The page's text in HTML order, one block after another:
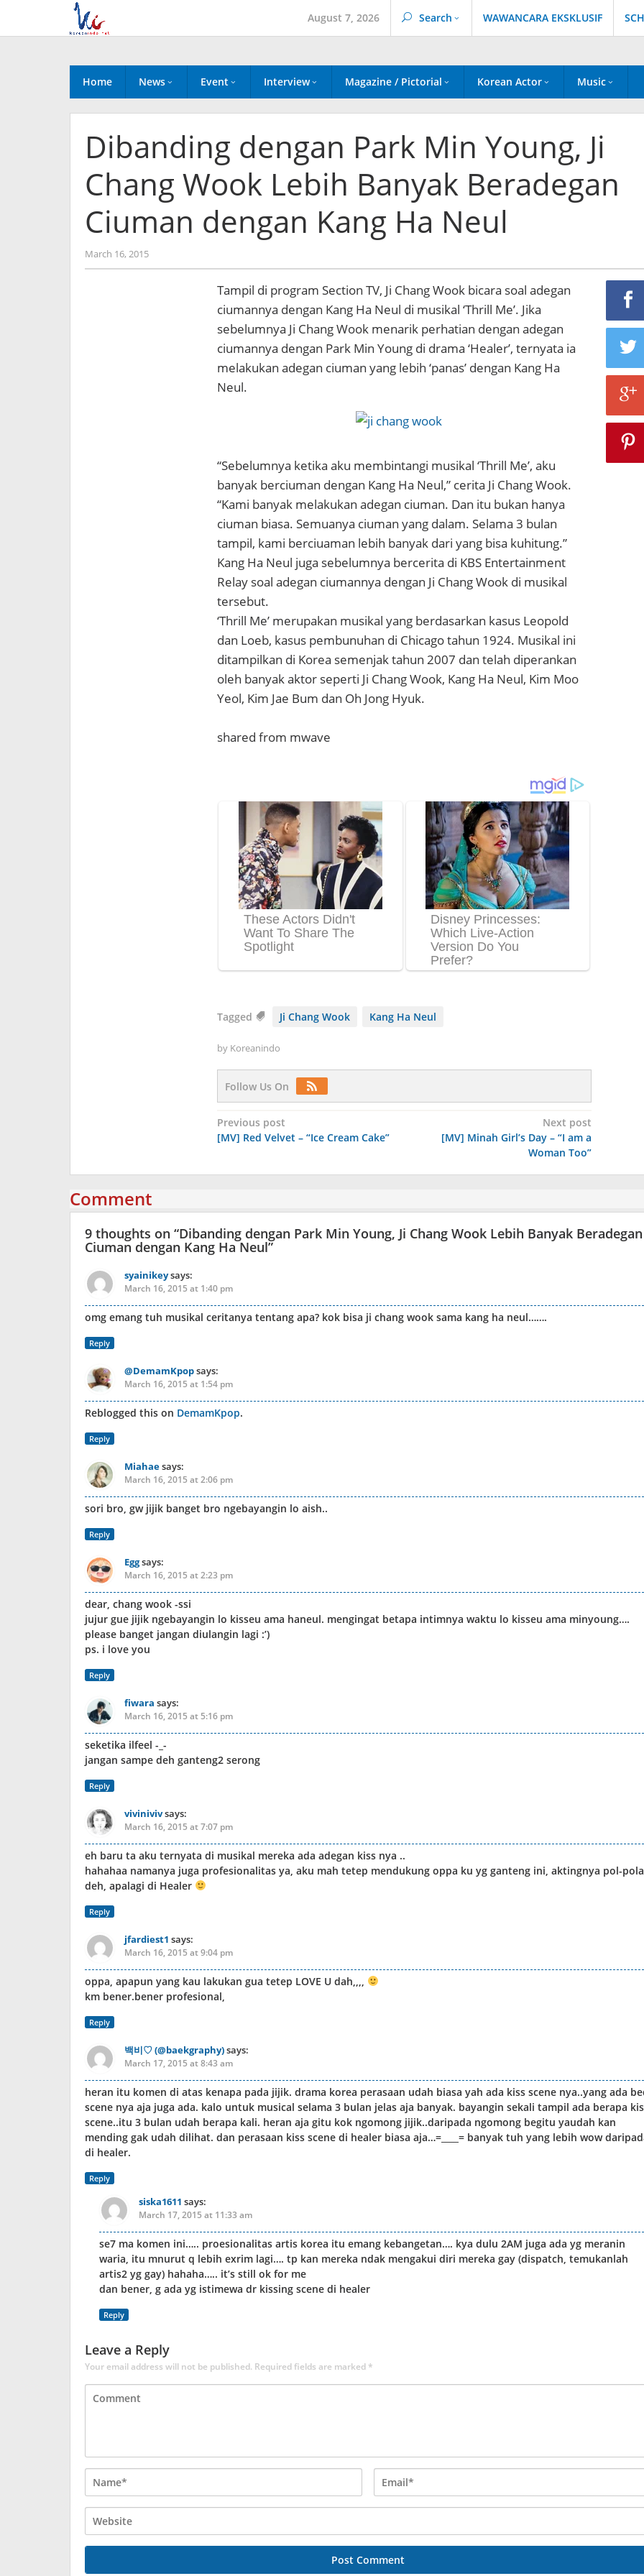
content
August 7, 2026 Search WAWANCARA EKSKLUSIF
Home News Event Interview Magazine / Pictorial Korean Actor Music
Dibanding dengan Park Min Young, Ji
Chang Wook Lebih Banyak Beradegan
Ciuman dengan Kang Ha Neul
March 16, 2015by
Koreanindo
Tampil di program Section TV, Ji Chang Wook bicara soal adegan
ciumannya dengan Kang Ha Neul di musikal ‘Thrill Me’. Jika
sebelumnya Ji Chang Wook menarik perhatian dengan adegan
ciumannya dengan Park Min Young di drama ‘Healer’, ternyata ia
melakukan adegan ciuman yang lebih ‘panas’ dengan Kang Ha
Neul.
“Sebelumnya ketika aku membintangi musikal ‘Thrill Me’, aku
banyak berciuman dengan Kang Ha Neul,” cerita Ji Chang Wook.
“Kami banyak melakukan adegan ciuman. Dan itu bukan hanya
ciuman biasa. Semuanya ciuman yang dalam. Selama 3 bulan
tampil, kami berciuaman lebih banyak dari yang bisa kuhitung.”
Kang Ha Neul juga sebelumnya bercerita di KBS Entertainment
Relay soal adegan ciumannya dengan Ji Chang Wook di musikal
tersebut.
‘Thrill Me’ merupakan musikal yang berdasarkan kasus Leopold
dan Loeb, kasus pembunuhan di Chicago tahun 1924. Musikal ini
ditampilkan di Korea semenjak tahun 2007 dan telah diperankan
oleh banyak aktor seperti Ji Chang Wook, Kang Ha Neul, Kim Moo
Yeol, Kim Jae Bum dan Oh Jong Hyuk.
shared from mwave
Tagged Ji Chang Wook Kang Ha Neul
by Koreanindo
Follow Us On
Post
navigation
Previous post
[MV] Red Velvet – “Ice Cream Cake”
Next post
[MV] Minah Girl’s Day – “I am a
Woman Too”
Comment
9 thoughts on “Dibanding dengan Park Min Young, Ji Chang Wook Lebih Banyak Beradegan
Ciuman dengan Kang Ha Neul”
syainikeysays:
March 16, 2015 at 1:40 pm
omg emang tuh musikal ceritanya tentang apa? kok bisa ji chang wook sama kang ha neul…….
Reply
@DemamKpopsays:
March 16, 2015 at 1:54 pm
Reblogged this on DemamKpop.
Reply
Miahaesays:
March 16, 2015 at 2:06 pm
sori bro, gw jijik banget bro ngebayangin lo aish..
Reply
Eggsays:
March 16, 2015 at 2:23 pm
dear, chang wook -ssi
jujur gue jijik ngebayangin lo kisseu ama haneul. mengingat betapa intimnya waktu lo kisseu ama minyoung….
please banget jangan diulangin lagi :’)
ps. i love you
Reply
fiwara says:
March 16, 2015 at 5:16 pm
seketika ilfeel -_-
jangan sampe deh ganteng2 serong
Reply
vivinivivsays:
March 16, 2015 at 7:07 pm
eh baru ta aku ternyata di musikal mereka ada adegan kiss nya ..
hahahaa namanya juga profesionalitas ya, aku mah tetep mendukung oppa ku yg ganteng ini, aktingnya pol-
deh, apalagi di Healer
Reply
jfardiest1 says:
March 16, 2015 at 9:04 pm
oppa, apapun yang kau lakukan gua tetep LOVE U dah,,,,
km bener.bener profesional,
Reply
백비♡ (@baekgraphy)says:
March 17, 2015 at 8:43 am
heran itu komen di atas kenapa pada jijik. drama korea perasaan udah biasa yah ada kiss scene nya..yang ada
scene nya aja juga ada. kalo untuk musical selama 3 bulan jelas aja banyak. bayangin sekali tampil ada berapa
scene..itu 3 bulan udah berapa kali. heran aja gitu kok ngomong jijik..daripada ngomong begitu yaudah kan
mending gak udah dilihat. dan perasaan kiss scene di healer biasa aja…=____= banyak tuh yang lebih wow
di healer.
Reply
siska1611 says:
March 17, 2015 at 11:33 am
se7 ma komen ini….. proesionalitas artis korea itu emang kebangetan…. kya dulu 2AM juga ada yg meranin
waria, itu mnurut q lebih exrim lagi…. tp kan mereka ndak mengakui diri mereka gay (dispatch, temukanlah
artis2 yg gay) hahaha….. it’s still ok for me
dan bener, g ada yg istimewa dr kissing scene di healer
Reply
Leave a Reply
Your email address will not be published. Required fields are marked*